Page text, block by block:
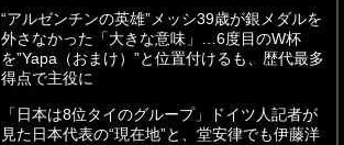
“アルゼンチンの英雄”メッシ39歳が銀メダルを
外さなかった「大きな意味」…6度目のW杯
を”Yapa（おまけ）”と位置付けるも、歴代最多
得点で主役に
「日本は8位タイのグループ」ドイツ人記者が
見た日本代表の“現在地”と、堂安律でも伊藤洋